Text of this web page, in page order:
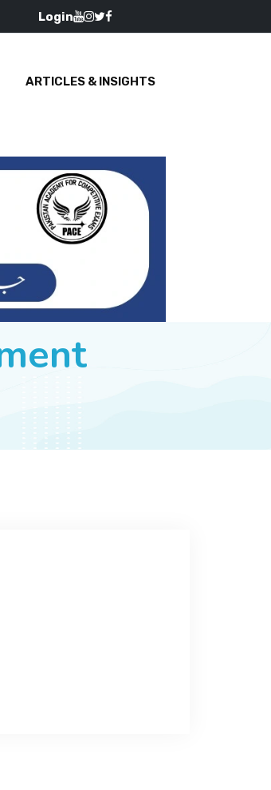
Login
ARTICLES & INSIGHTS